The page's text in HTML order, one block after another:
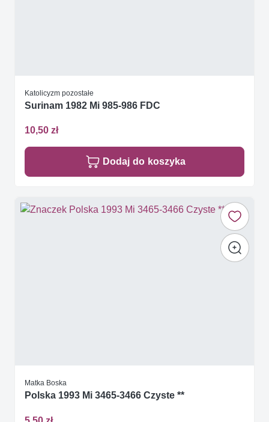
Katolicyzm pozostałe
Surinam 1982 Mi 985-986 FDC
10,50 zł
Dodaj do koszyka
Matka Boska
Polska 1993 Mi 3465-3466 Czyste **